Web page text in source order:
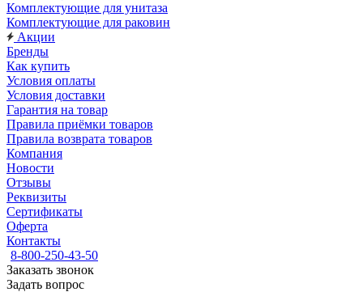
Комплектующие для унитаза
Комплектующие для раковин
Акции
Бренды
Как купить
Условия оплаты
Условия доставки
Гарантия на товар
Правила приёмки товаров
Правила возврата товаров
Компания
Новости
Отзывы
Реквизиты
Сертификаты
Оферта
Контакты
8-800-250-43-50
Заказать звонок
Задать вопрос